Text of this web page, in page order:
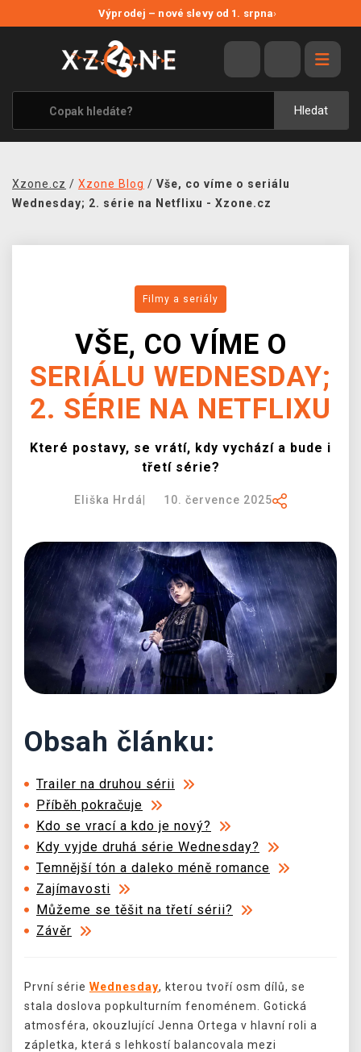
Výprodej – nové slevy od 1. srpna›
Hledat
VÝPRODEJ
VIDEOHRY
XZONE ORIGINALS
TÉMATIKY
MERCHANDISE
PRODEJNY
DOPRAVA
XZONE KLUB
TCG & BOARDGAME HUB
Xzone.cz / Xzone Blog / Vše, co víme o seriálu
Wednesday; 2. série na Netflixu - Xzone.cz
Filmy a seriály
VŠE, CO VÍME O
SERIÁLU WEDNESDAY;
2. SÉRIE NA NETFLIXU
Které postavy, se vrátí, kdy vychází a bude i
třetí série?
Eliška Hrdá 10. července 2025
Obsah článku:
Trailer na druhou sérii
Příběh pokračuje
Kdo se vrací a kdo je nový?
Kdy vyjde druhá série Wednesday?
Temnější tón a daleko méně romance
Zajímavosti
Můžeme se těšit na třetí sérii?
Závěr
První série Wednesday, kterou tvoří osm dílů, se
stala doslova popkulturním fenoménem. Gotická
atmosféra, okouzlující Jenna Ortega v hlavní roli a
zápletka, která s lehkostí balancovala mezi